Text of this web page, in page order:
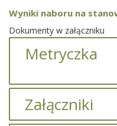
Wyniki naboru na
Dokumenty w załączniku
Metryczka
Załączniki